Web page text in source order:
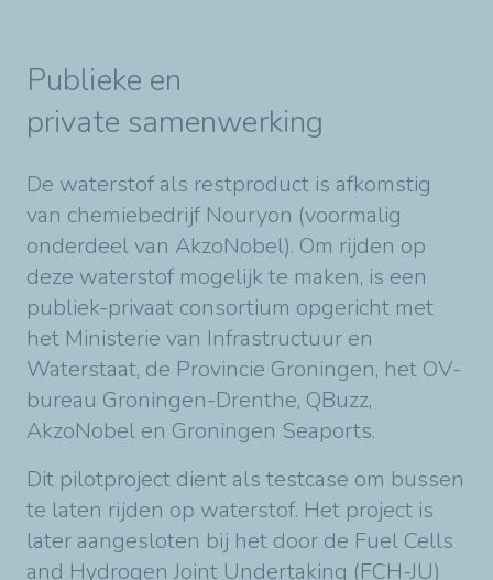
Publieke en
private samenwerking
De waterstof als restproduct is afkomstig
van chemiebedrijf Nouryon (voormalig
onderdeel van AkzoNobel). Om rijden op
deze waterstof mogelijk te maken, is een
publiek-privaat consortium opgericht met
het Ministerie van Infrastructuur en
Waterstaat, de Provincie Groningen, het OV-
bureau Groningen-Drenthe, QBuzz,
AkzoNobel en Groningen Seaports.
Dit pilotproject dient als testcase om bussen
te laten rijden op waterstof. Het project is
later aangesloten bij het door de Fuel Cells
and Hydrogen Joint Undertaking (FCH-JU)